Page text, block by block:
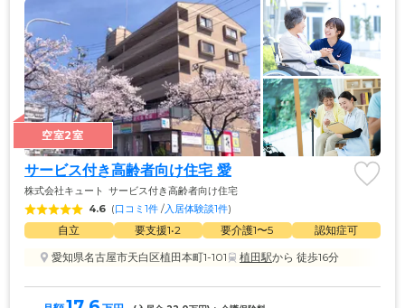
空室2室
サービス付き高齢者向け住宅 愛
株式会社キュート サービス付き高齢者向け住宅
4.6 (口コミ1件 /入居体験談1件)
自立 要支援1•2 要介護1〜5
認知症可
愛知県名古屋市天白区植田本町1-101
植田駅から 徒歩16分